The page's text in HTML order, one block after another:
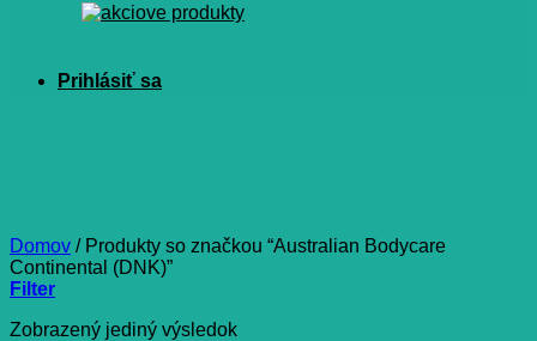
Domov /Produkty so značkou “Australian Bodycare
Continental (DNK)”
Filter
Zobrazený jediný výsledok